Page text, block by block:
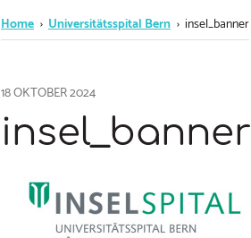
Home › Universitätsspital Bern › insel_banner
18 OKTOBER 2024
insel_banner